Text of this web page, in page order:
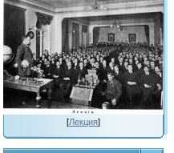
[Лекция]